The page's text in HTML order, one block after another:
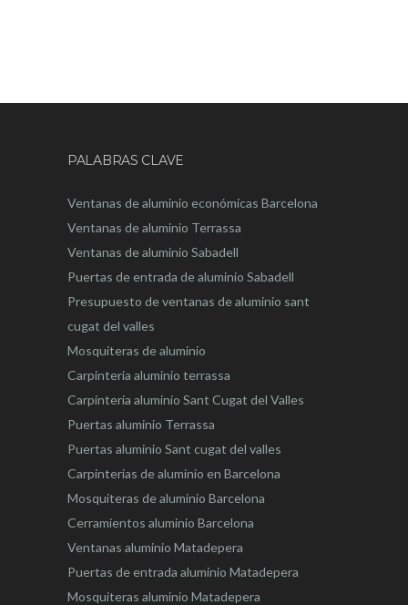
PALABRAS CLAVE
Ventanas de aluminio económicas Barcelona
Ventanas de aluminio Terrassa
Ventanas de aluminio Sabadell
Puertas de entrada de aluminio Sabadell
Presupuesto de ventanas de aluminio sant
cugat del valles
Mosquiteras de aluminio
Carpinteria aluminio terrassa
Carpinteria aluminio Sant Cugat del Valles
Puertas aluminio Terrassa
Puertas aluminio Sant cugat del valles
Carpinterias de aluminio en Barcelona
Mosquiteras de aluminio Barcelona
Cerramientos aluminio Barcelona
Ventanas aluminio Matadepera
Puertas de entrada aluminio Matadepera
Mosquiteras aluminio Matadepera